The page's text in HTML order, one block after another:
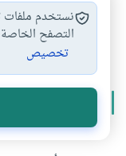
فضل العشر الأواخر
العشر الأواخر #
المزيد من سلسلة
فضل العشر
نستخدم ملفات
التصفح
تخصيص